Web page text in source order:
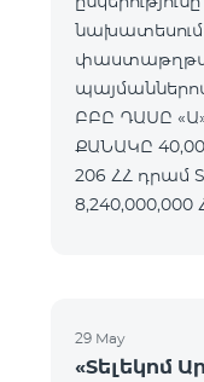
պայմաններով. ԹՈՂԱՐԿՈՂԸ «ՏԵԼԵԿՈՄ
ԲԲԸ ԴԱՍԸ «Ա» դասի հասարակ բաժնետոմսեր
ՔԱՆԱԿԸ 40,000,000 հատ ՄԵԿ ԲԱԺՆԵՏՈՄՍԻ ԳԻՆԸ
206 ՀՀ դրամ ՏԵՂԱԲԱՇԽՄԱՆ ԸՆԴՀԱՆՈՒՐ ԾԱՎԱԼԸ
8,240,000,000 ՀՀ դրամ
29 May
«Տելեկոմ